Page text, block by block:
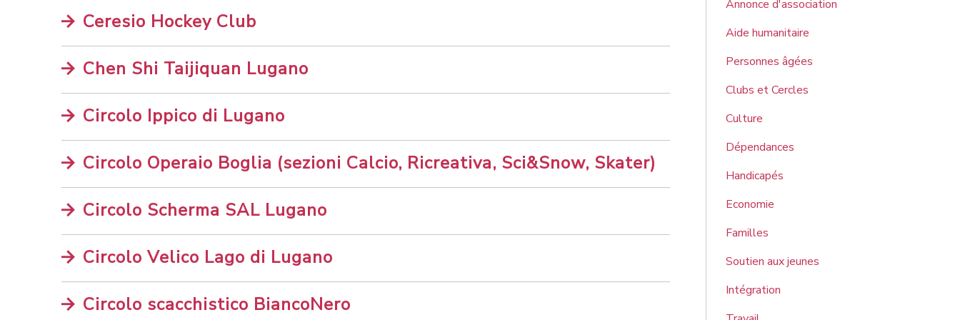
Ceresio Hockey Club
Chen Shi Taijiquan Lugano
Circolo Ippico di Lugano
Circolo Operaio Boglia (sezioni Calcio, Ricreativa, Sci&Snow, Skater)
Circolo Scherma SAL Lugano
Circolo Velico Lago di Lugano
Circolo scacchistico BiancoNero
Annonce d'association
Aide humanitaire
Personnes âgées
Clubs et Cercles
Culture
Dépendances
Handicapés
Economie
Familles
Soutien aux jeunes
Intégration